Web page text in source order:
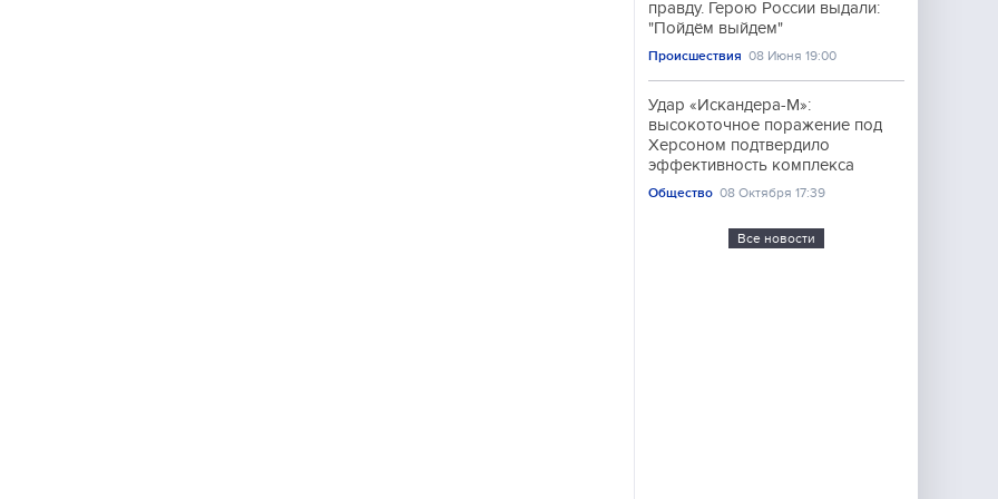
правду. Герою России выдали:
"Пойдём выйдем"
Происшествия 08 Июня 19:00
Удар «Искандера-М»:
высокоточное поражение под
Херсоном подтвердило
эффективность комплекса
Общество 08 Октября 17:39
Все новости